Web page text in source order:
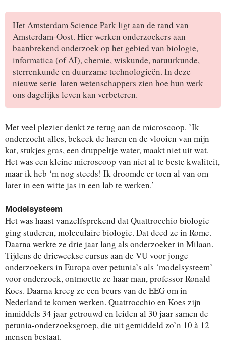
Het Amsterdam Science Park ligt aan de rand van
Amsterdam-Oost. Hier werken onderzoekers aan
baanbrekend onderzoek op het gebied van biologie,
informatica (of AI), chemie, wiskunde, natuurkunde,
sterrenkunde en duurzame technologieën. In deze
nieuwe serie laten wetenschappers zien hoe hun werk
ons dagelijks leven kan verbeteren.
Met veel plezier denkt ze terug aan de microscoop. ’Ik
onderzocht alles, bekeek de haren en de vlooien van mijn
kat, stukjes gras, een druppeltje water, maakt niet uit wat.
Het was een kleine microscoop van niet al te beste kwaliteit,
maar ik heb ‘m nog steeds! Ik droomde er toen al van om
later in een witte jas in een lab te werken.’
Modelsysteem
Het was haast vanzelfsprekend dat Quattrocchio biologie
ging studeren, moleculaire biologie. Dat deed ze in Rome.
Daarna werkte ze drie jaar lang als onderzoeker in Milaan.
Tijdens de drieweekse cursus aan de VU voor jonge
onderzoekers in Europa over petunia’s als ‘modelsysteem’
voor onderzoek, ontmoette ze haar man, professor Ronald
Koes. Daarna kreeg ze een beurs van de EEG om in
Nederland te komen werken. Quattrocchio en Koes zijn
inmiddels 34 jaar getrouwd en leiden al 30 jaar samen de
petunia-onderzoeksgroep, die uit gemiddeld zo’n 10 à 12
mensen bestaat.